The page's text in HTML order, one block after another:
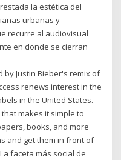
la estética del
urbanas y
recurre al audiovisual
en donde se cierran
by Justin Bieber's remix of
renews interest in the
in the United States.
makes it simple to
books, and more
and get them in front of
faceta más social de